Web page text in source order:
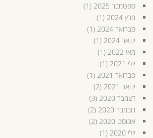
ספטמבר 2025
(1)
מרץ 2024
(1)
פברואר 2024
(1)
ינואר 2024
(1)
מאי 2022
(1)
יולי 2021
(1)
פברואר 2021
(1)
ינואר 2021
(2)
דצמבר 2020
(3)
נובמבר 2020
(2)
אוגוסט 2020
(2)
יולי 2020
(1)